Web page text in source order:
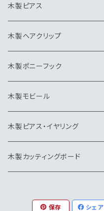
ヘアクリップ
ポニーフック
モビール
カッティングボード
ヘアゴム
帽子クリップ
木製ピアス
木製ヘアクリップ
木製ポニーフック
トリ
木製モビール
木製ピアス・イヤリング
木製カッティングボード
保存 シェア